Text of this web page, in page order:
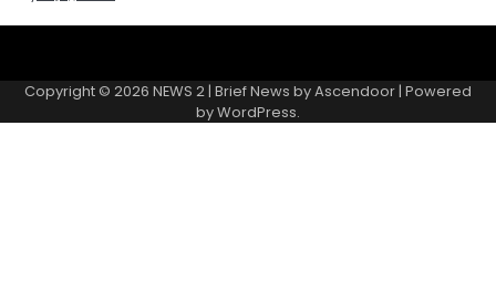
Page
Copyright © 2026 NEWS 2| Brief News byAscendoor| Powered
byWordPress.